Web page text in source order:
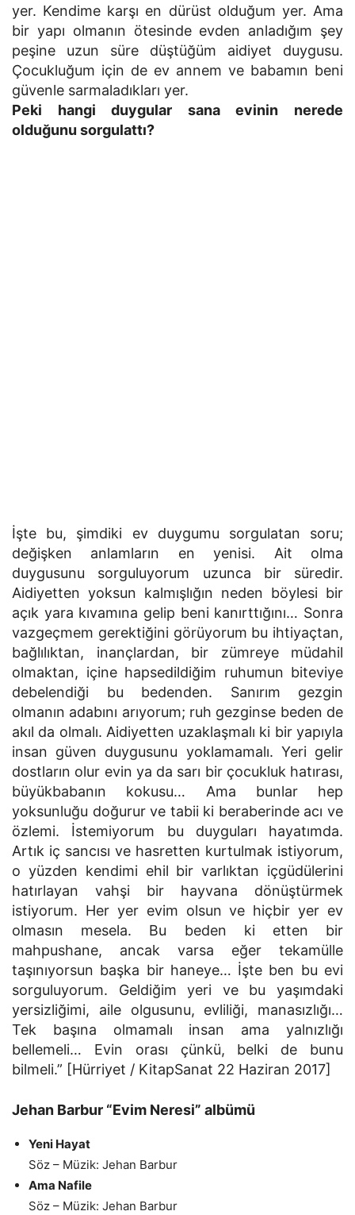
yer. Kendime karşı en dürüst olduğum yer. Ama
bir yapı olmanın ötesinde evden anladığım şey
peşine uzun süre düştüğüm aidiyet duygusu.
Çocukluğum için de ev annem ve babamın beni
güvenle sarmaladıkları yer.
Peki hangi duygular sana evinin nerede
olduğunu sorgulattı?
İşte bu, şimdiki ev duygumu sorgulatan soru;
değişken anlamların en yenisi. Ait olma
duygusunu sorguluyorum uzunca bir süredir.
Aidiyetten yoksun kalmışlığın neden böylesi bir
açık yara kıvamına gelip beni kanırttığını… Sonra
vazgeçmem gerektiğini görüyorum bu ihtiyaçtan,
bağlılıktan, inançlardan, bir zümreye müdahil
olmaktan, içine hapsedildiğim ruhumun biteviye
debelendiği bu bedenden. Sanırım gezgin
olmanın adabını arıyorum; ruh gezginse beden de
akıl da olmalı. Aidiyetten uzaklaşmalı ki bir yapıyla
insan güven duygusunu yoklamamalı. Yeri gelir
dostların olur evin ya da sarı bir çocukluk hatırası,
büyükbabanın kokusu… Ama bunlar hep
yoksunluğu doğurur ve tabii ki beraberinde acı ve
özlemi. İstemiyorum bu duyguları hayatımda.
Artık iç sancısı ve hasretten kurtulmak istiyorum,
o yüzden kendimi ehil bir varlıktan içgüdülerini
hatırlayan vahşi bir hayvana dönüştürmek
istiyorum. Her yer evim olsun ve hiçbir yer ev
olmasın mesela. Bu beden ki etten bir
mahpushane, ancak varsa eğer tekamülle
taşınıyorsun başka bir haneye… İşte ben bu evi
sorguluyorum. Geldiğim yeri ve bu yaşımdaki
yersizliğimi, aile olgusunu, evliliği, manasızlığı…
Tek başına olmamalı insan ama yalnızlığı
bellemeli… Evin orası çünkü, belki de bunu
bilmeli.” [Hürriyet / KitapSanat 22 Haziran 2017]
Jehan Barbur “Evim Neresi” albümü
Yeni Hayat
Söz – Müzik: Jehan Barbur
Ama Nafile
Söz – Müzik: Jehan Barbur